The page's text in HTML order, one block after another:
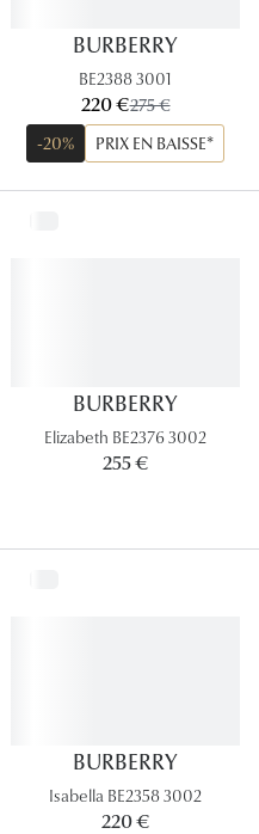
Tous nos
BURBERRY
BE2388 3001
maintenant:
220 €ancien prix:
275 €
-20%
PRIX EN BAISSE*
BURBERRY
Elizabeth BE2376 3002
255 €
BURBERRY
Isabella BE2358 3002
220 €